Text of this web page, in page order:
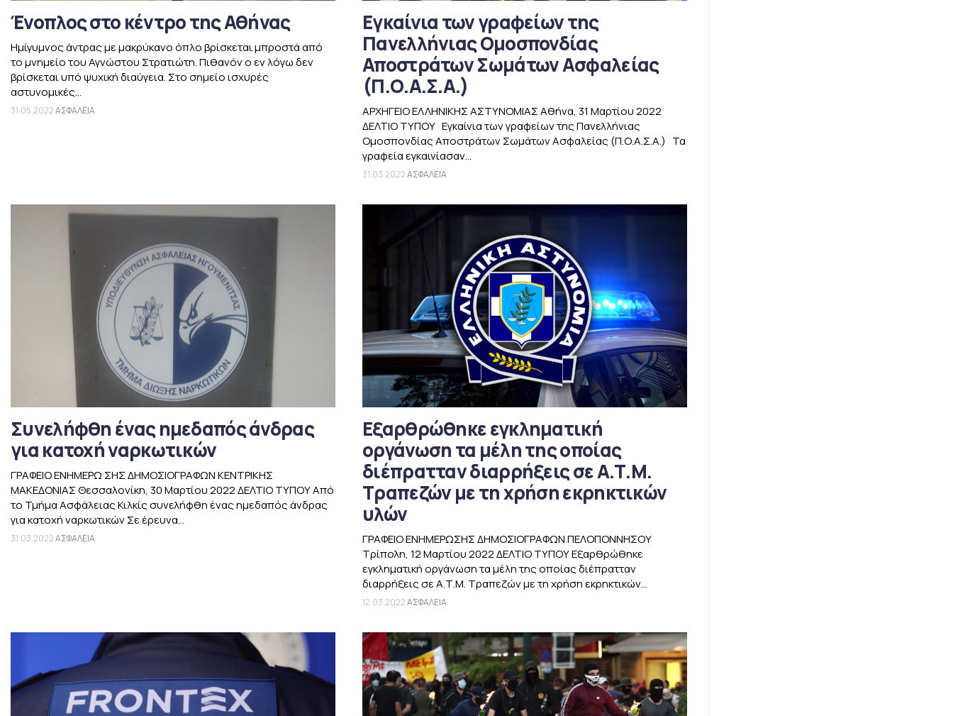
Ένοπλος στο κέντρο της Αθήνας
Ημίγυμνος άντρας με μακρύκανο όπλο βρίσκεται μπροστά από
το μνημείο του Αγνώστου Στρατιώτη. Πιθανόν ο εν λόγω δεν
βρίσκεται υπό ψυχική διαύγεια. Στο σημείο ισχυρές
αστυνομικές...
31.05.2022ΑΣΦΑΛΕΙΑ
Εγκαίνια των γραφείων της
Πανελλήνιας Ομοσπονδίας
Αποστράτων Σωμάτων Ασφαλείας
(Π.Ο.Α.Σ.Α.)
ΑΡΧΗΓΕΙΟ ΕΛΛΗΝΙΚΗΣ ΑΣΤΥΝΟΜΙΑΣ Αθήνα, 31 Μαρτίου 2022
ΔΕΛΤΙΟ ΤΥΠΟΥ Εγκαίνια των γραφείων της Πανελλήνιας
Ομοσπονδίας Αποστράτων Σωμάτων Ασφαλείας (Π.Ο.Α.Σ.Α.) Τα
γραφεία εγκαινίασαν...
31.03.2022ΑΣΦΑΛΕΙΑ
Συνελήφθη ένας ημεδαπός άνδρας
για κατοχή ναρκωτικών
ΓΡΑΦΕΙΟ ΕΝΗΜΕΡΩ ΣΗΣ ΔΗΜΟΣΙΟΓΡΑΦΩΝ ΚΕΝΤΡΙΚΗΣ
ΜΑΚΕΔΟΝΙΑΣ Θεσσαλονίκη, 30 Μαρτίου 2022 ΔΕΛΤΙΟ ΤΥΠΟΥ Από
το Τμήμα Ασφάλειας Κιλκίς συνελήφθη ένας ημεδαπός άνδρας
για κατοχή ναρκωτικών Σε έρευνα...
31.03.2022ΑΣΦΑΛΕΙΑ
Εξαρθρώθηκε εγκληματική
οργάνωση τα μέλη της οποίας
διέπρατταν διαρρήξεις σε Α.Τ.Μ.
Τραπεζών με τη χρήση εκρηκτικών
υλών
ΓΡΑΦΕΙΟ ΕΝΗΜΕΡΩΣΗΣ ΔΗΜΟΣΙΟΓΡΑΦΩΝ ΠΕΛΟΠΟΝΝΗΣΟΥ
Τρίπολη, 12 Μαρτίου 2022 ΔΕΛΤΙΟ ΤΥΠΟΥ Εξαρθρώθηκε
εγκληματική οργάνωση τα μέλη της οποίας διέπρατταν
διαρρήξεις σε Α.Τ.Μ. Τραπεζών με τη χρήση εκρηκτικών...
12.03.2022ΑΣΦΑΛΕΙΑ